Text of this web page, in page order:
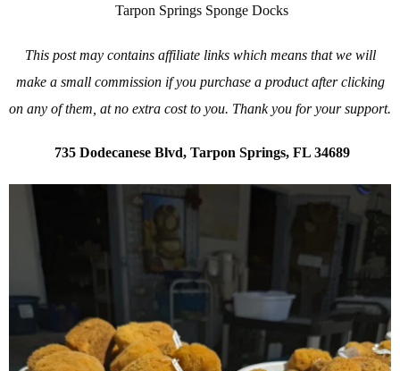
Tarpon Springs Sponge Docks
This post may contains affiliate links which means that we will
make a small commission if you purchase a product after clicking
on any of them, at no extra cost to you. Thank you for your support.
735 Dodecanese Blvd, Tarpon Springs, FL 34689